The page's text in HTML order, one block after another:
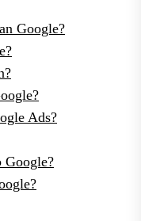
Google?
Ads?
Google?